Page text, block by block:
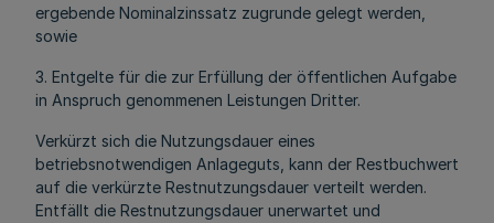
ergebende Nominalzinssatz zugrunde gelegt werden,
sowie
3. Entgelte für die zur Erfüllung der öffentlichen Aufgabe
in Anspruch genommenen Leistungen Dritter.
Verkürzt sich die Nutzungsdauer eines
betriebsnotwendigen Anlageguts, kann der Restbuchwert
auf die verkürzte Restnutzungsdauer verteilt werden.
Entfällt die Restnutzungsdauer unerwartet und